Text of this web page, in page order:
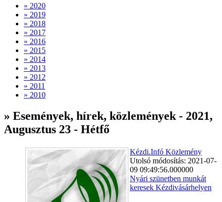
» 2020
» 2019
» 2018
» 2017
» 2016
» 2015
» 2014
» 2013
» 2012
» 2011
» 2010
» Események, hírek, közlemények - 2021,
Augusztus 23 - Hétfő
Kézdi.Infó Közlemény
Utolsó módosítás: 2021-07-
09 09:49:56.000000
Nyári szünetben munkát
keresek Kézdivásárhelyen